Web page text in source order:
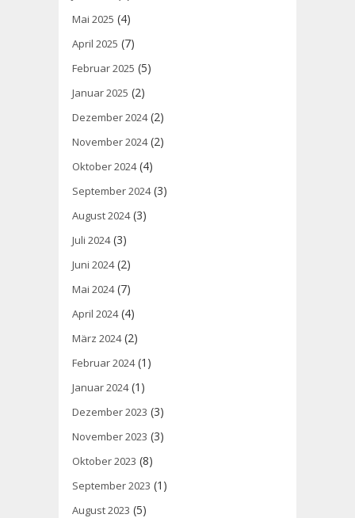
Mai 2025 (4)
April 2025 (7)
Februar 2025 (5)
Januar 2025 (2)
Dezember 2024(2)
November 2024(2)
Oktober 2024(4)
September 2024(3)
August 2024(3)
Juli 2024(3)
Juni 2024(2)
Mai 2024(7)
April 2024(4)
März 2024(2)
Februar 2024(1)
Januar 2024(1)
Dezember 2023 (3)
November 2023 (3)
Oktober 2023 (8)
September 2023 (1)
August 2023 (5)